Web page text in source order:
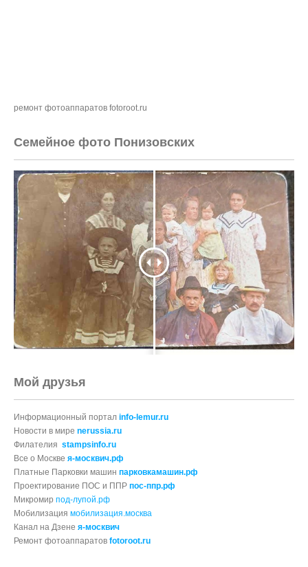
ремонт фотоаппаратов fotoroot.ru
Семейное фото Понизовских
Мой друзья
Информационный портал info-lemur.ru
Новости в мире nerussia.ru
Филателия stampsinfo.ru
Все о Москве я-москвич.рф
Платные Парковки машин парковкамашин.рф
Проектирование ПОС и ППР пос-ппр.рф
Микромир под-лупой.рф
Мобилизация мобилизация.москва
Канал на Дзене я-москвич
Ремонт фотоаппаратов fotoroot.ru